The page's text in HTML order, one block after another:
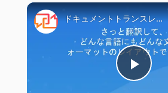
Play Unmute Fullscreen
Play
ドキュメントトランスレータを使用するにはどうすればよいですか？